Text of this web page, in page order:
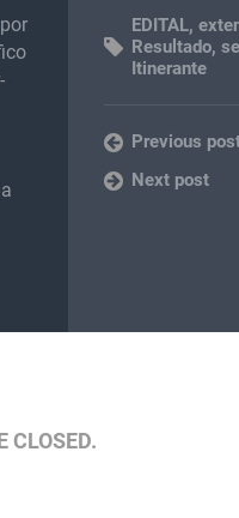
EDITAL,
Resultado,
Itinerante
Previous
Next post
CLOSED.